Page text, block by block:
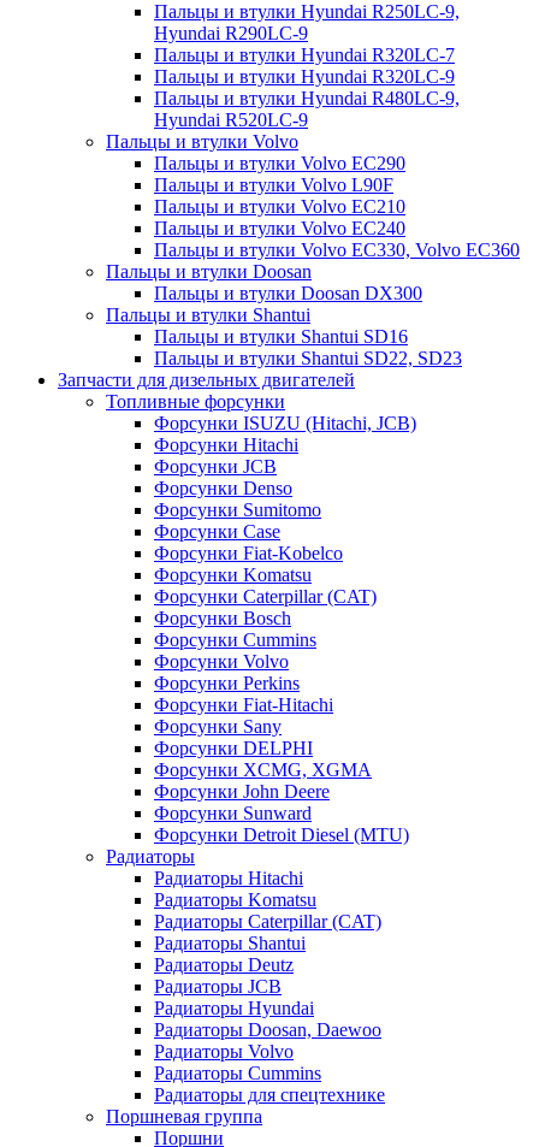
Пальцы и втулки Hyundai R250LC-9,
Hyundai R290LC-9
Пальцы и втулки Hyundai R320LC-7
Пальцы и втулки Hyundai R320LC-9
Пальцы и втулки Hyundai R480LC-9,
Hyundai R520LC-9
Пальцы и втулки Volvo
Пальцы и втулки Volvo EC290
Пальцы и втулки Volvo L90F
Пальцы и втулки Volvo EC210
Пальцы и втулки Volvo EC240
Пальцы и втулки Volvo EC330, Volvo EC360
Пальцы и втулки Doosan
Пальцы и втулки Doosan DX300
Пальцы и втулки Shantui
Пальцы и втулки Shantui SD16
Пальцы и втулки Shantui SD22, SD23
Запчасти для дизельных двигателей
Топливные форсунки
Форсунки ISUZU (Hitachi, JCB)
Форсунки Hitachi
Форсунки JCB
Форсунки Denso
Форсунки Sumitomo
Форсунки Case
Форсунки Fiat-Kobelco
Форсунки Komatsu
Форсунки Caterpillar (CAT)
Форсунки Bosch
Форсунки Cummins
Форсунки Volvo
Форсунки Perkins
Форсунки Fiat-Hitachi
Форсунки Sany
Форсунки DELPHI
Форсунки XCMG, XGMA
Форсунки John Deere
Форсунки Sunward
Форсунки Detroit Diesel (MTU)
Радиаторы
Радиаторы Hitachi
Радиаторы Komatsu
Радиаторы Caterpillar (CAT)
Радиаторы Shantui
Радиаторы Deutz
Радиаторы JCB
Радиаторы Hyundai
Радиаторы Doosan, Daewoo
Радиаторы Volvo
Радиаторы Cummins
Радиаторы для спецтехнике
Поршневая группа
Поршни